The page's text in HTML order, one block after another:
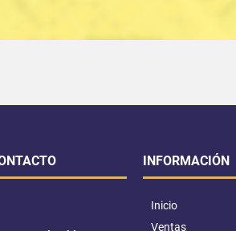
INFORMACIÓN
Inicio
Ventas